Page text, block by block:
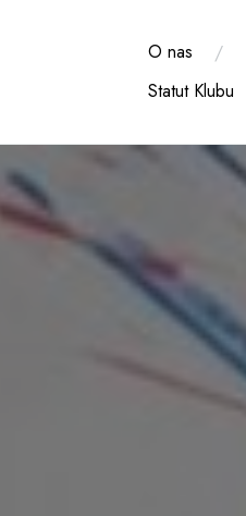
O nas
Statut Klubu